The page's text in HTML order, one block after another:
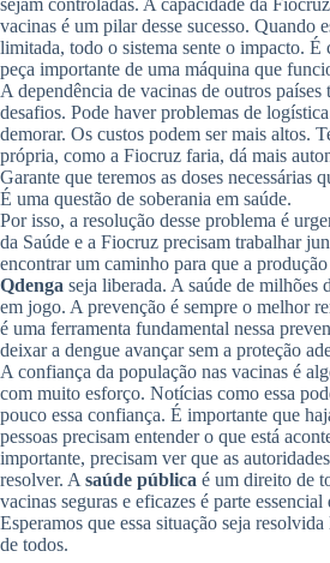
vacinas é um pilar desse sucesso. Quando
limitada, todo o sistema sente o impacto. É
peça importante de uma máquina que
A dependência de vacinas de outros países
desafios. Pode haver problemas de
demorar. Os custos podem ser mais altos.
própria, como a Fiocruz faria, dá mais
Garante que teremos as doses necessárias
É uma questão de soberania em saúde.
Por isso, a resolução desse problema é
da Saúde e a Fiocruz precisam trabalhar
encontrar um caminho para que a produção
Qdenga seja liberada. A saúde de milhões
em jogo. A prevenção é sempre o melhor
é uma ferramenta fundamental nessa
deixar a dengue avançar sem a proteção
A confiança da população nas vacinas é
com muito esforço. Notícias como essa
pouco essa confiança. É importante que
pessoas precisam entender o que está
importante, precisam ver que as
resolver. A saúde pública é um direito de
vacinas seguras e eficazes é parte essencial
Esperamos que essa situação seja
de todos.